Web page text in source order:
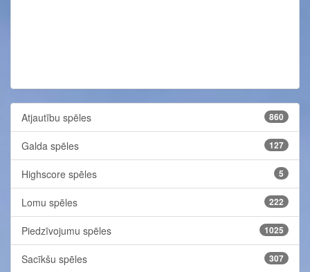
Atjautību spēles 860
Galda spēles 127
Highscore spēles 5
Lomu spēles 222
Piedzīvojumu spēles 1025
Sacīkšu spēles 307